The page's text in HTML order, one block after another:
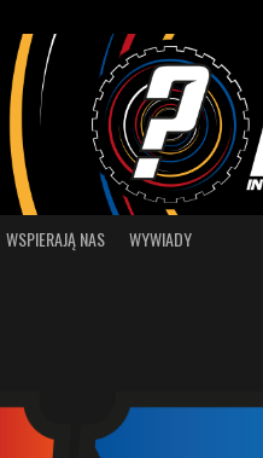
WSPIERAJĄ NAS WYWIADY